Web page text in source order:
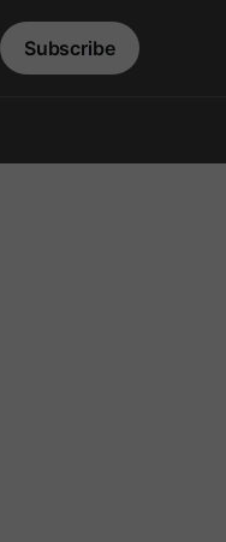
Subscribe